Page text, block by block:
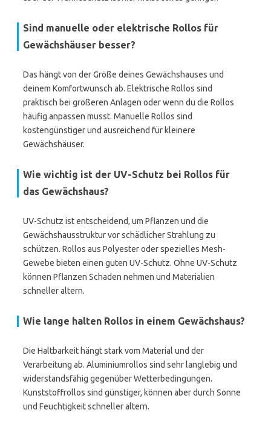
Sind manuelle oder elektrische Rollos für
Gewächshäuser besser?
Das hängt von der Größe deines Gewächshauses und
deinem Komfortwunsch ab. Elektrische Rollos sind
praktisch bei größeren Anlagen oder wenn du die Rollos
häufig anpassen musst. Manuelle Rollos sind
kostengünstiger und ausreichend für kleinere
Gewächshäuser.
Wie wichtig ist der UV-Schutz bei Rollos für
das Gewächshaus?
UV-Schutz ist entscheidend, um Pflanzen und die
Gewächshausstruktur vor schädlicher Strahlung zu
schützen. Rollos aus Polyester oder spezielles Mesh-
Gewebe bieten einen guten UV-Schutz. Ohne UV-Schutz
können Pflanzen Schaden nehmen und Materialien
schneller altern.
Wie lange halten Rollos in einem Gewächshaus?
Die Haltbarkeit hängt stark vom Material und der
Verarbeitung ab. Aluminiumrollos sind sehr langlebig und
widerstandsfähig gegenüber Wetterbedingungen.
Kunststoffrollos sind günstiger, können aber durch Sonne
und Feuchtigkeit schneller altern.